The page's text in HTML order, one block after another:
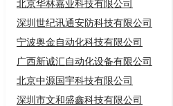
北京华林嘉业科技有限公司
深圳世纪讯通安防科技有限公司
宁波奥金自动化科技有限公司
广西新诚汇自动化设备有限公司
北京中源国宇科技有限公司
深圳市文和盛鑫科技有限公司